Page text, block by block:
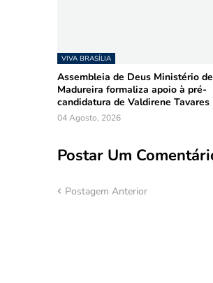
VIVA BRASÍLIA
Assembleia de Deus Ministério de
Madureira formaliza apoio à pré-
candidatura de Valdirene Tavares
04 Agosto, 2026
Postar Um
Postagem Anterior